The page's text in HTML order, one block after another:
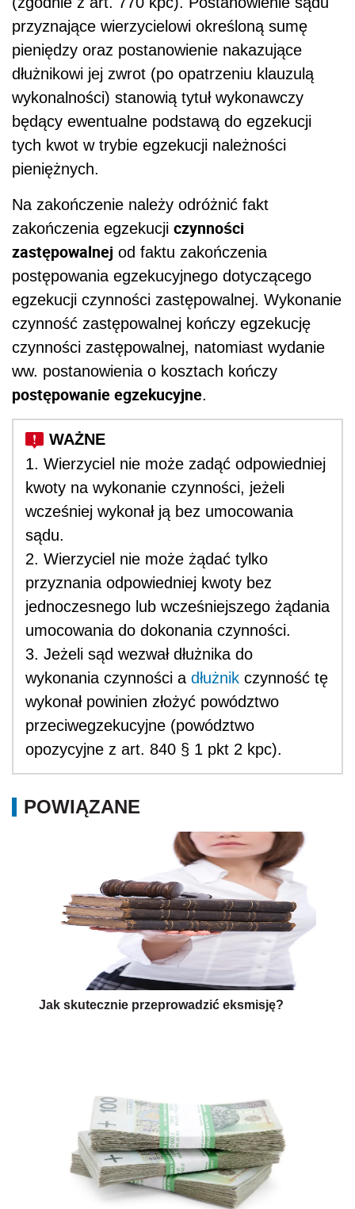
przyznające wierzycielowi określoną sumę
pieniędzy oraz postanowienie nakazujące
dłużnikowi jej zwrot (po opatrzeniu klauzulą
wykonalności) stanowią tytuł wykonawczy
będący ewentualne podstawą do egzekucji
tych kwot w trybie egzekucji należności
pieniężnych.
Na zakończenie należy odróżnić fakt
zakończenia egzekucji czynności
zastępowalnej od faktu zakończenia
postępowania egzekucyjnego dotyczącego
egzekucji czynności zastępowalnej. Wykonanie
czynność zastępowalnej kończy egzekucję
czynności zastępowalnej, natomiast wydanie
ww. postanowienia o kosztach kończy
postępowanie egzekucyjne.
1. Wierzyciel nie może zadąć odpowiedniej
kwoty na wykonanie czynności, jeżeli
wcześniej wykonał ją bez umocowania
sądu.
2. Wierzyciel nie może żądać tylko
przyznania odpowiedniej kwoty bez
jednoczesnego lub wcześniejszego żądania
umocowania do dokonania czynności.
3. Jeżeli sąd wezwał dłużnika do
wykonania czynności a dłużnik czynność tę
wykonał powinien złożyć powództwo
przeciwegzekucyjne (powództwo
opozycyjne z art. 840 § 1 pkt 2 kpc).
POWIĄZANE
Jak skutecznie przeprowadzić eksmisję?